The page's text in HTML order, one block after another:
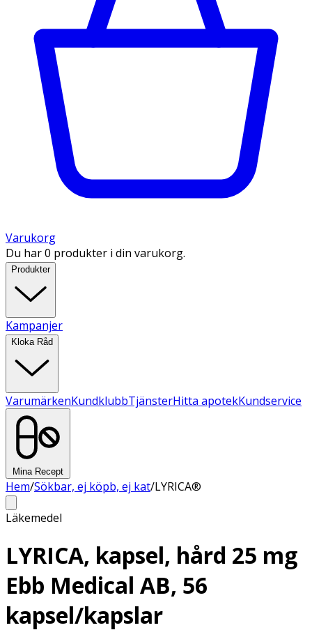
Varukorg
Du har 0 produkter i din varukorg.
Produkter
Kampanjer
Kloka Råd
VarumärkenKundklubbTjänsterHitta apotekKundservice
Mina Recept
Hem/Sökbar, ej köpb, ej kat/LYRICA®
Läkemedel
LYRICA, kapsel, hård 25 mg
Ebb Medical AB, 56
kapsel/kapslar